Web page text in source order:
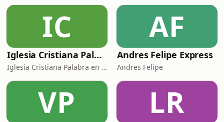
IC
Iglesia Cristiana Palabra En Acción Podcast
Iglesia Cristiana Palabra en Acción
AF
Andres Felipe Express
Andres Felipe
VP LR